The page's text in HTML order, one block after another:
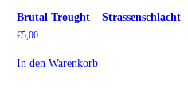
Brutal Trought – Strassenschlacht
€5,00
In den Warenkorb